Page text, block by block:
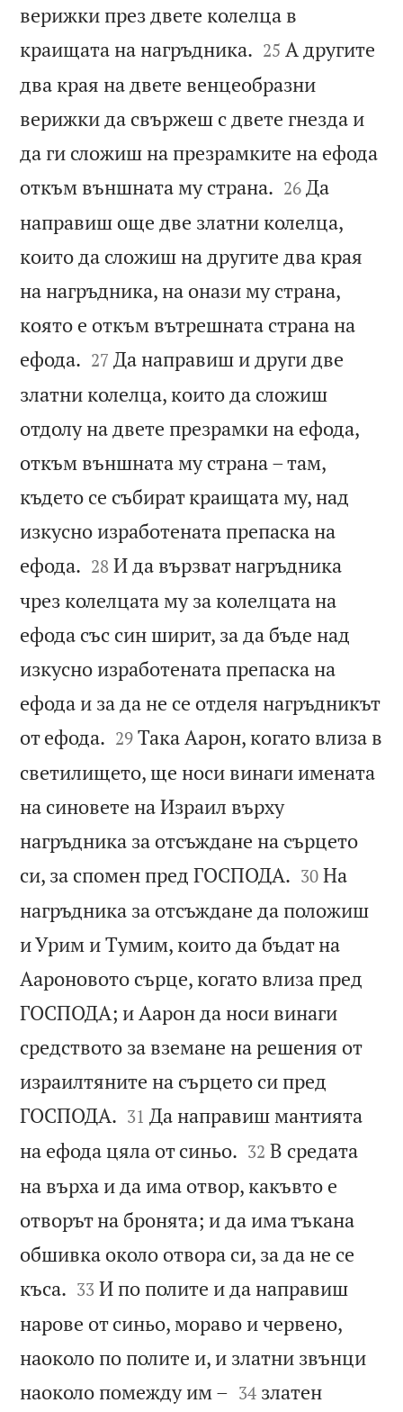
верижки през двете колелца в
краищата на нагръдника. 

25 А другите
два края на двете венцеобразни
верижки да свържеш с двете гнезда и
да ги сложиш на презрамките на ефода
откъм външната му страна. 

26 Да
направиш още две златни колелца,
които да сложиш на другите два края
на нагръдника, на онази му страна,
която е откъм вътрешната страна на
ефода. 

27 Да направиш и други две
златни колелца, които да сложиш
отдолу на двете презрамки на ефода,
откъм външната му страна – там,
където се събират краищата му, над
изкусно изработената препаска на
ефода. 

28 И да вързват нагръдника
чрез колелцата му за колелцата на
ефода със син ширит, за да бъде над
изкусно изработената препаска на
ефода и за да не се отделя нагръдникът
от ефода. 

29 Така Аарон, когато влиза в
светилището, ще носи винаги имената
на синовете на Израил върху
нагръдника за отсъждане на сърцето
си, за спомен пред ГОСПОДА. 

30 На
нагръдника за отсъждане да положиш
и Урим и Тумим, които да бъдат на
Аароновото сърце, когато влиза пред
ГОСПОДА; и Аарон да носи винаги
средството за вземане на решения от
израилтяните на сърцето си пред
ГОСПОДА. 

31 Да направиш мантията
на ефода цяла от синьо. 

32 В средата
на върха и да има отвор, какъвто е
отворът на бронята; и да има тъкана
обшивка около отвора си, за да не се
къса. 

33 И по полите и да направиш
нарове от синьо, мораво и червено,
наоколо по полите и, и златни звънци
наоколо помежду им – 

34 златен